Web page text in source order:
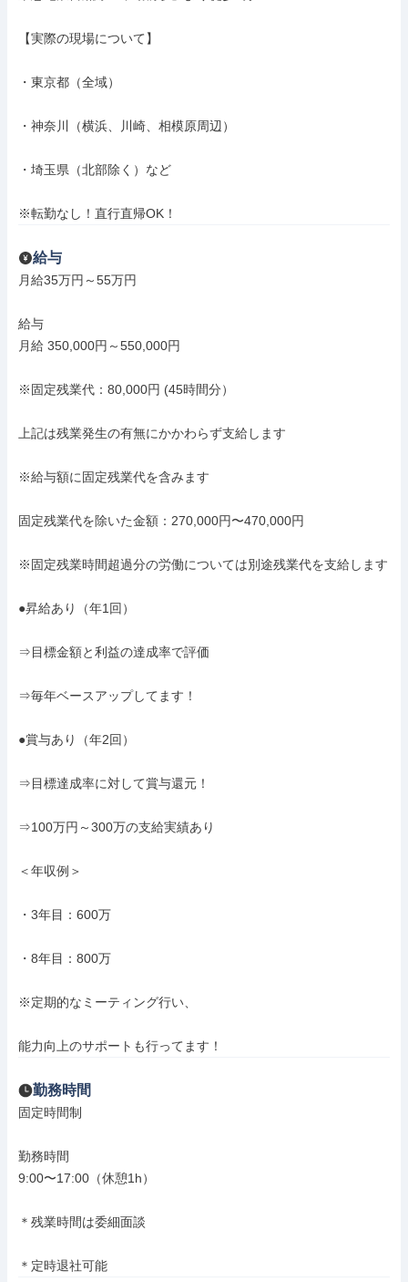
【実際の現場について】
・東京都（全域）
・神奈川（横浜、川崎、相模原周辺）
・埼玉県（北部除く）など
※転勤なし！直行直帰OK！
給与
月給35万円～55万円
給与
月給 350,000円～550,000円
※固定残業代：80,000円 (45時間分）
上記は残業発生の有無にかかわらず支給します
※給与額に固定残業代を含みます
固定残業代を除いた金額：270,000円〜470,000円
※固定残業時間超過分の労働については別途残業代を支給します
●昇給あり（年1回）
⇒目標金額と利益の達成率で評価
⇒毎年ベースアップしてます！
●賞与あり（年2回）
⇒目標達成率に対して賞与還元！
⇒100万円～300万の支給実績あり
＜年収例＞
・3年目：600万
・8年目：800万
※定期的なミーティング行い、
能力向上のサポートも行ってます！
勤務時間
固定時間制
勤務時間
9:00〜17:00（休憩1h）
＊残業時間は委細面談
＊定時退社可能